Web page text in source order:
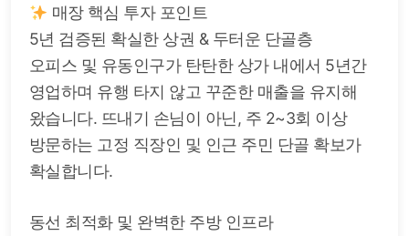
매장 핵심 투자 포인트
5년 검증된 확실한 상권 & 두터운 단골층
오피스 및 유동인구가 탄탄한 상가 내에서 5년간
영업하며 유행 타지 않고 꾸준한 매출을 유지해
왔습니다. 뜨내기 손님이 아닌, 주 2~3회 이상
방문하는 고정 직장인 및 인근 주민 단골 확보가
확실합니다.
동선 최적화 및 완벽한 주방 인프라